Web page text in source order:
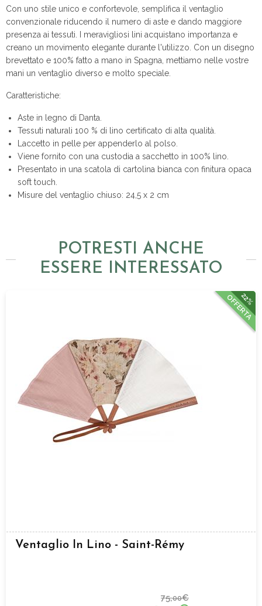
Con uno stile unico e confortevole, semplifica il ventaglio
convenzionale riducendo il numero di aste e dando maggiore
presenza ai tessuti. I meravigliosi lini acquistano importanza e
creano un movimento elegante durante l'utilizzo. Con un disegno
brevettato e 100% fatto a mano in Spagna, mettiamo nelle vostre
mani un ventaglio diverso e molto speciale.
Caratteristiche:
Aste in legno di Danta.
Tessuti naturali 100 % di lino certificato di alta qualità.
Laccetto in pelle per appenderlo al polso.
Viene fornito con una custodia a sacchetto in 100% lino.
Presentato in una scatola di cartolina bianca con finitura opaca
soft touch.
Misure del ventaglio chiuso: 24,5 x 2 cm
POTRESTI ANCHE
ESSERE INTERESSATO
22%
OFFERTA
Ventaglio In Lino - Saint-Rémy
75,00€